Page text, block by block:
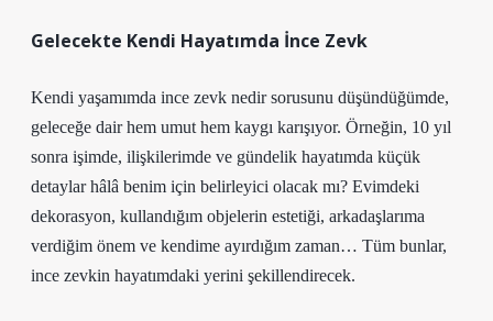
Gelecekte Kendi Hayatımda İnce Zevk
Kendi yaşamımda ince zevk nedir sorusunu düşündüğümde,
geleceğe dair hem umut hem kaygı karışıyor. Örneğin, 10 yıl
sonra işimde, ilişkilerimde ve gündelik hayatımda küçük
detaylar hâlâ benim için belirleyici olacak mı? Evimdeki
dekorasyon, kullandığım objelerin estetiği, arkadaşlarıma
verdiğim önem ve kendime ayırdığım zaman… Tüm bunlar,
ince zevkin hayatımdaki yerini şekillendirecek.